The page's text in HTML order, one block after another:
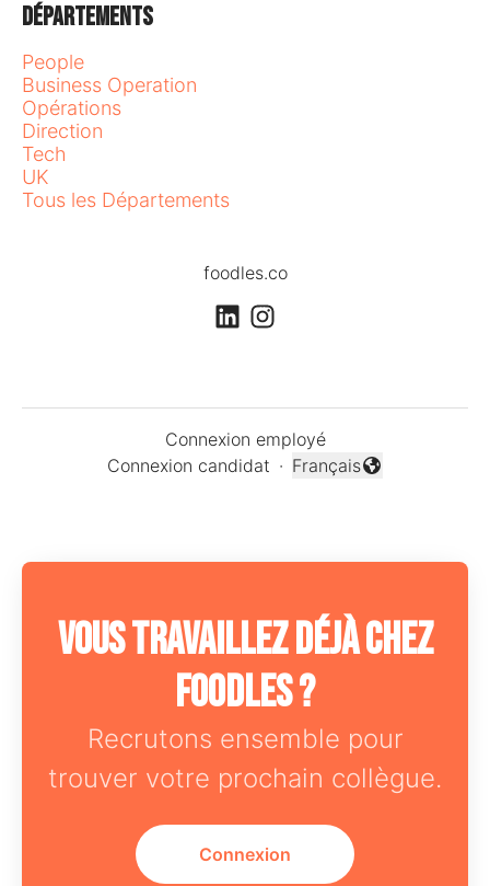
Départements
People
Business Operation
Opérations
Direction
Tech
UK
Tous les Départements
foodles.co
Connexion employé
Connexion candidat ·
Changer la langue
Français
Vous travaillez déjà chez
Foodles ?
Recrutons ensemble pour
trouver votre prochain collègue.
Connexion